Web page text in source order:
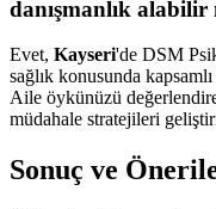
danışmanlık
Evet, Kayseri'de DSM
sağlık konusunda
Aile öykünüzü
müdahale stratejileri
Sonuç ve